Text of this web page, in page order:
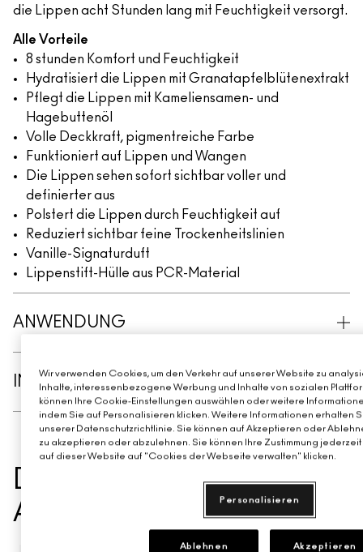
die Lippen acht Stunden lang mit Feuchtigkeit versorgt.
Alle Vorteile
8 stunden Komfort und Feuchtigkeit
Hydratisiert die Lippen mit Granatapfelblütenextrakt
Pflegt die Lippen mit Kameliensamen- und
Hagebuttenöl
Volle Deckkraft, pigmentreiche Farbe
Funktioniert auf Lippen und Wangen
Die Lippen sehen sofort sichtbar voller und
definierter aus
Polstert die Lippen durch Feuchtigkeit auf
Reduziert sichtbar feine Trockenheitslinien
Vanille-Signaturduft
Lippenstift-Hülle aus PCR-Material
ANWENDUNG
INHALTSSTOFFE
DAS KÖNNTE IHNEN
AUCH GEFALLEN
Wir verwenden Cookies, um den Verkehr auf unserer Website zu
Inhalte, interessenbezogene Werbung und Inhalte von sozialen
können Ihre Cookie-Einstellungen auswählen oder weitere
indem Sie auf Personalisieren klicken. Weitere Informationen erhalten
unserer Datenschutzrichtlinie. Sie können auf Akzeptieren oder
zu akzeptieren oder abzulehnen. Sie können Ihre Zustimmung
auf dieser Website auf "Cookies der Webseite verwalten" klicken.
Personalisieren
Ablehnen Akzeptieren